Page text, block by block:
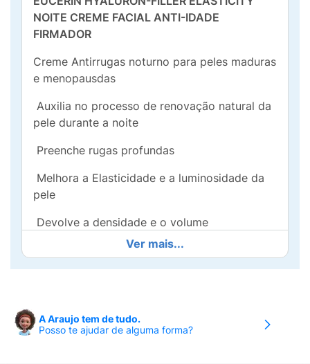
NOITE CREME FACIAL ANTI-IDADE
FIRMADOR
Creme Antirrugas noturno para peles maduras
e menopausdas
Auxilia no processo de renovação natural da
pele durante a noite
Preenche rugas profundas
Melhora a Elasticidade e a luminosidade da
pele
Devolve a densidade e o volume
Não comedogênico
Melhora do contorno e efeito lifting
Ver mais...
A Araujo tem de tudo.
Posso te ajudar de alguma forma?